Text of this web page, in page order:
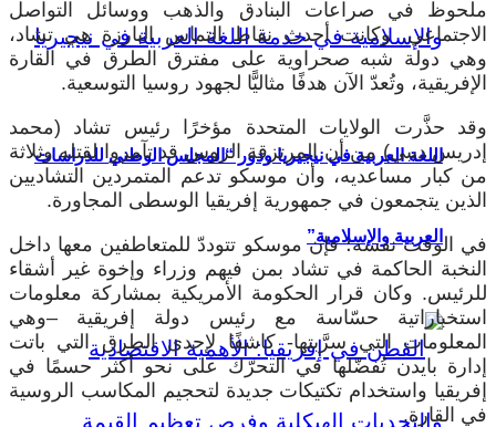
اللغة العربية في نيجيريا ودور “المجلس الوطني للدراسات
العربية والإسلامية”
ملحوظ في صراعات البنادق والذهب ووسائل التواصل
الاجتماعي. وكانت أحدث نقاط التماس البارزة هي تشاد،
وهي دولة شبه صحراوية على مفترق الطرق في القارة
الإفريقية، وتُعدّ الآن هدفًا مثاليًّا لجهود روسيا التوسعية.
وقد حذَّرت الولايات المتحدة مؤخرًا رئيس تشاد (محمد
إدريس ديبي) من أن المرتزقة الروس قد تآمروا لقتله وثلاثة
من كبار مساعديه، وأن موسكو تدعم المتمردين التشاديين
الذين يتجمعون في جمهورية إفريقيا الوسطى المجاورة.
في الوقت نفسه؛ فإن موسكو تتوددّ للمتعاطفين معها داخل
النخبة الحاكمة في تشاد بمن فيهم وزراء وإخوة غير أشقاء
للرئيس. وكان قرار الحكومة الأمريكية بمشاركة معلومات
استخباراتية حسّاسة مع رئيس دولة إفريقية –وهي
المعلومات التي سرَّبتها- كاشفًا لإحدى الطرق التي باتت
إدارة بايدن تُفضّلها في التحرّك على نحو أكثر حسمًا في
إفريقيا واستخدام تكتيكات جديدة لتحجيم المكاسب الروسية
في القارة.